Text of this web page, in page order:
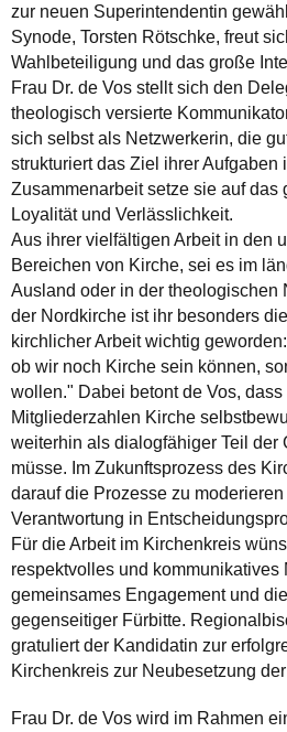
zur neuen Superintendentin
Synode, Torsten Rötschke, freut
Wahlbeteiligung und das große
Frau Dr. de Vos stellt sich den
theologisch versierte
sich selbst als Netzwerkerin, die
strukturiert das Ziel ihrer Aufgaben
Zusammenarbeit setze sie auf das
Loyalität und Verlässlichkeit.
Aus ihrer vielfältigen Arbeit in den
Bereichen von Kirche, sei es im
Ausland oder in der theologischen
der Nordkirche ist ihr besonders
kirchlicher Arbeit wichtig
ob wir noch Kirche sein können,
wollen." Dabei betont de Vos,
Mitgliederzahlen Kirche
weiterhin als dialogfähiger Teil der
müsse. Im Zukunftsprozess des
darauf die Prozesse zu
Verantwortung in
Für die Arbeit im Kirchenkreis
respektvolles und kommunikatives
gemeinsames Engagement und
gegenseitiger Fürbitte.
gratuliert der Kandidatin zur
Kirchenkreis zur Neubesetzung
Frau Dr. de Vos wird im Rahmen